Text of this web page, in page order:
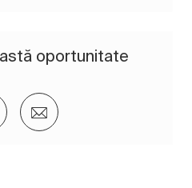
oportunitate
prin twitterprin LinkedIn
Distribuiți prin e-